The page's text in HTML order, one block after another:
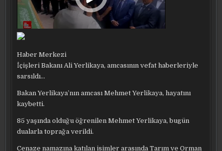
Haber Merkezi
İçişleri Bakanı Ali Yerlikaya, amcasının vefat haberleriyle
sarsıldı…
Bakan Yerlikaya’nın amcası Mehmet Yerlikaya, hayatını
kaybetti.
85 yaşında olduğu öğrenilen Mehmet Yerlikaya, bugün
dualarla toprağa verildi.
Cenaze namazına katılan isimler arasında Tarım ve Orman